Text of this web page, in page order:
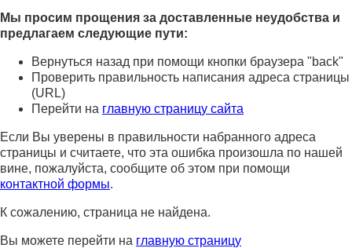
Мы просим прощения за доставленные неудобства и
предлагаем следующие пути:
Вернуться назад при помощи кнопки браузера "back"
Проверить правильность написания адреса страницы
(URL)
Перейти на главную страницу сайта
Если Вы уверены в правильности набранного адреса
страницы и считаете, что эта ошибка произошла по нашей
вине, пожалуйста, сообщите об этом при помощи
контактной формы.
К сожалению, страница не найдена.
Вы можете перейти на главную страницу